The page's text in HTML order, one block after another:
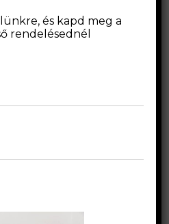
és kapd meg a
rendelésednél